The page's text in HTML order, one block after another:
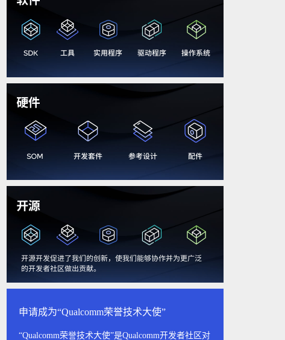
申请成为“Qualcomm荣誉技术大使”
“Qualcomm荣誉技术大使”是Qualcomm开发者社区对